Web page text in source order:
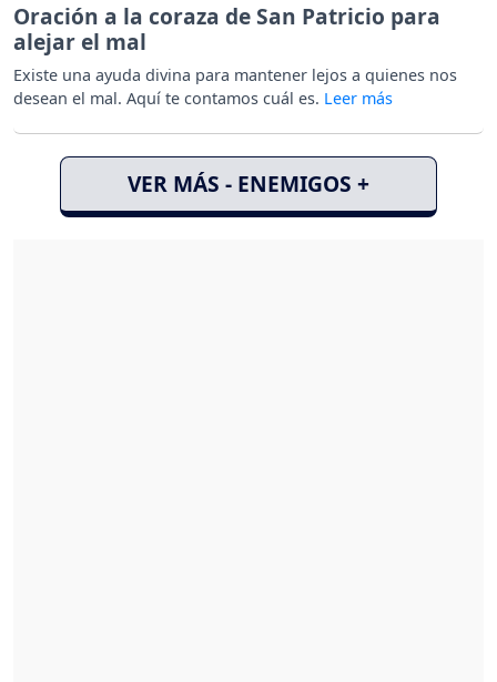
Oración a la coraza de San Patricio para
alejar el mal
Existe una ayuda divina para mantener lejos a quienes nos
desean el mal. Aquí te contamos cuál es.
VER MÁS - ENEMIGOS +